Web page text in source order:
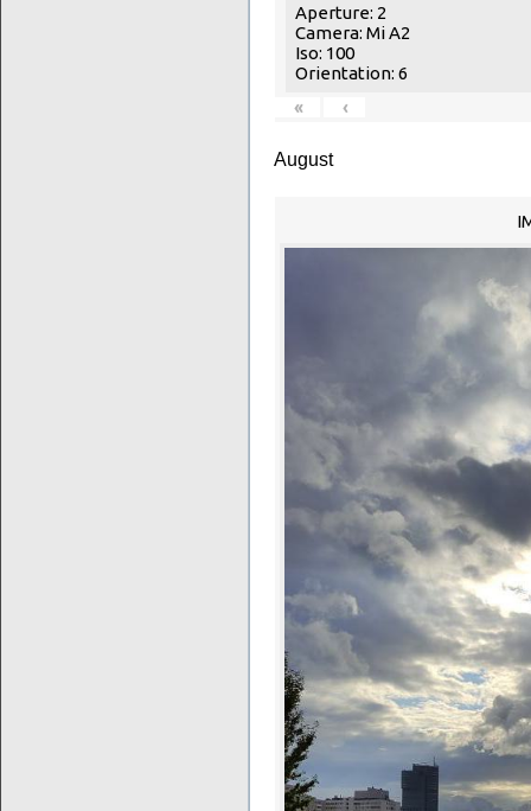
Aperture: 2
Camera: Mi A2
Iso: 100
Orientation: 6
«
‹
August